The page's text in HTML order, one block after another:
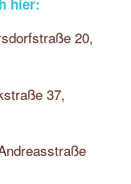
20,
37,